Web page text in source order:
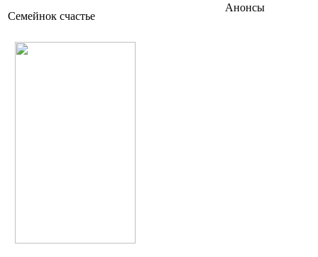
Семейнок счастье
Анонсы